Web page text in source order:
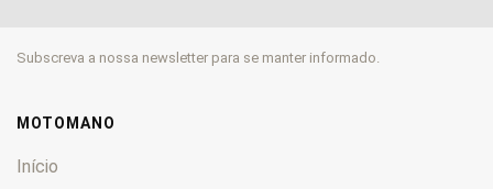
Paddock 0
Revolution
Subscreva a nossa newsletter para se manter informado.
MOTOMANO
Início